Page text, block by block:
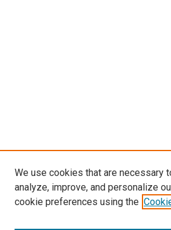
We use cookies that are necessary
analyze, improve, and personalize
cookie preferences using the